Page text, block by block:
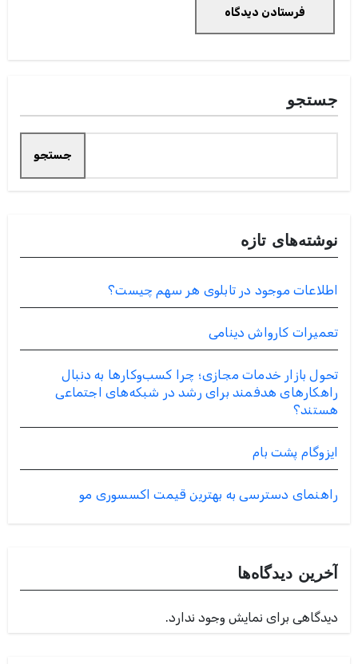
جستجو
جستجو
نوشته‌های تازه
اطلاعات موجود در تابلوی هر سهم چیست؟
تعمیرات کارواش دینامی
تحول بازار خدمات مجازی؛ چرا کسب‌وکارها به دنبال
راهکارهای هدفمند برای رشد در شبکه‌های اجتماعی
هستند؟
ایزوگام پشت بام
راهنمای دسترسی به بهترین قیمت اکسسوری مو
آخرین دیدگاه‌ها
دیدگاهی برای نمایش وجود ندارد.